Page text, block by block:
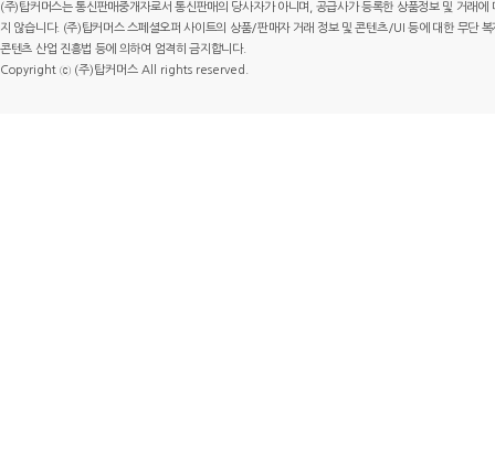
(주)탑커머스는 통신판매중개자로서 통신판매의 당사자가 아니며, 공급사가 등록한 상품정보 및 거래
지 않습니다. (주)탑커머스 스페셜오퍼 사이트의 상품/판매자 거래 정보 및 콘텐츠/UI 등에 대한 무단
콘텐츠 산업 진흥법 등에 의하여 엄격히 금지합니다.
Copyright ⓒ (주)탑커머스 All rights reserved.